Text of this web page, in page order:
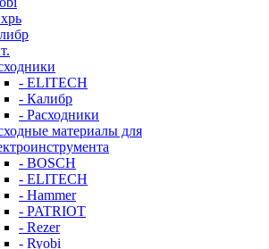
- ELITECH
- Калибр
- Расходники
материалы для
- BOSCH
- ELITECH
- Hammer
- PATRIOT
- Rezer
- Ryobi